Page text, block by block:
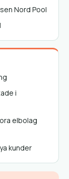
Nord Pool
i
elbolag
kunder